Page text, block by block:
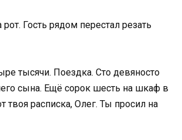
Гость рядом перестал резать
тысячи. Поездка. Сто девяносто
сына. Ещё сорок шесть на шкаф в
твоя расписка, Олег. Ты просил на